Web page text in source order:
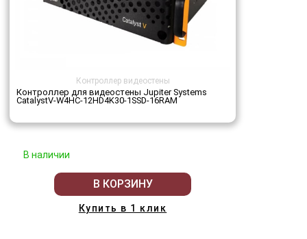
Контроллер видеостены
Контроллер для видеостены Jupiter Systems
CatalystV-W4HC-12HD4K30-1SSD-16RAM
В наличии
В КОРЗИНУ
Купить в 1 клик